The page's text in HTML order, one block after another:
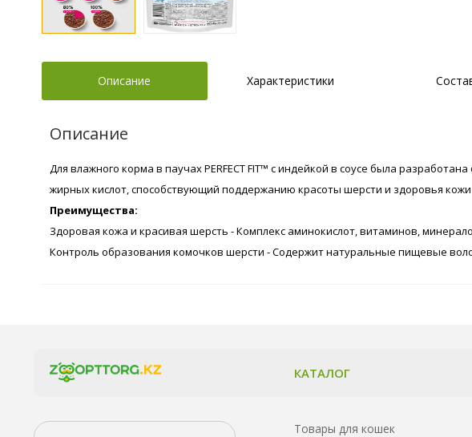
Описание Характеристики
Описание
Для влажного корма в паучах PERFECT FIT™ с индейкой в соусе была
жирных кислот, способствующий поддержанию красоты шерсти и здоровья
Преимущества:
Здоровая кожа и красивая шерсть - Комплекс аминокислот, витаминов,
Контроль образования комочков шерсти - Содержит натуральные пищевые
КАТАЛОГ
Товары для кошек